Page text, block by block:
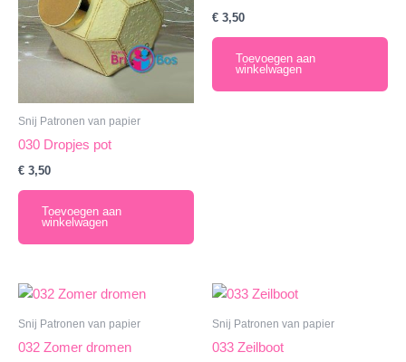
Snij Patronen van papier
030 Dropjes pot
€ 3,50
Toevoegen aan
winkelwagen
€ 3,50
Toevoegen aan
winkelwagen
Snij Patronen van papier
032 Zomer dromen
Snij Patronen van papier
033 Zeilboot